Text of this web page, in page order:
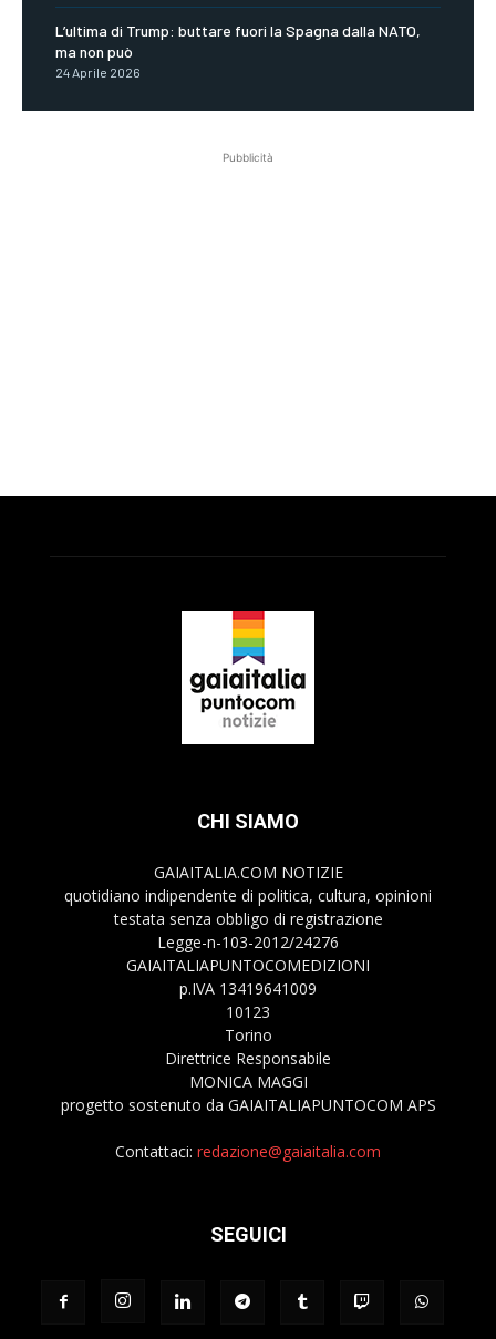
L’ultima di Trump: buttare fuori la Spagna dalla NATO,
ma non può
24 Aprile 2026
Pubblicità
CHI SIAMO
GAIAITALIA.COM NOTIZIE
quotidiano indipendente di politica, cultura, opinioni
testata senza obbligo di registrazione
Legge-n-103-2012/24276
GAIAITALIAPUNTOCOMEDIZIONI
p.IVA 13419641009
10123
Torino
Direttrice Responsabile
MONICA MAGGI
progetto sostenuto da GAIAITALIAPUNTOCOM APS
Contattaci: redazione@gaiaitalia.com
SEGUICI